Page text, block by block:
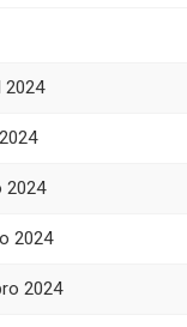
2024
2024
2024
2024